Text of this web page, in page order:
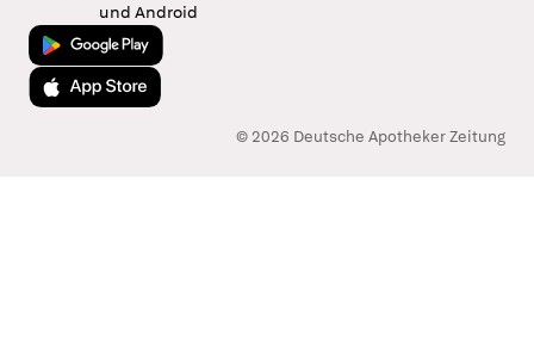
und Android
Jetzt bei Google Play
Laden im App Store
© 2026 Deutsche Apotheker Zeitung